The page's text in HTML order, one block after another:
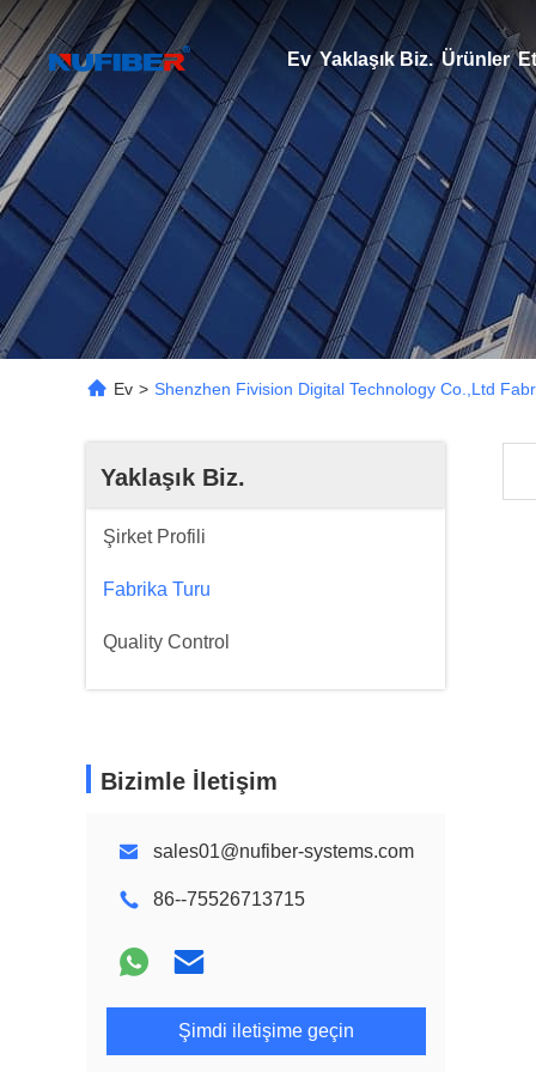
Ev Yaklaşık Biz. Ürünler
Ev > Shenzhen Fivision Digital Technology Co.,Ltd
Yaklaşık Biz.
Şirket Profili
Fabrika Turu
Quality Control
Bizimle İletişim
sales01@nufiber-systems.com
86--75526713715
Şimdi iletişime geçin